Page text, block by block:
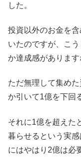
した。
投資以外のお金を
いたのですが、こ
か達成感があります
ただ無理して集め
か引いて1億を下回
それに1億を超えた
暮らせるという実
にはやはり2億は必